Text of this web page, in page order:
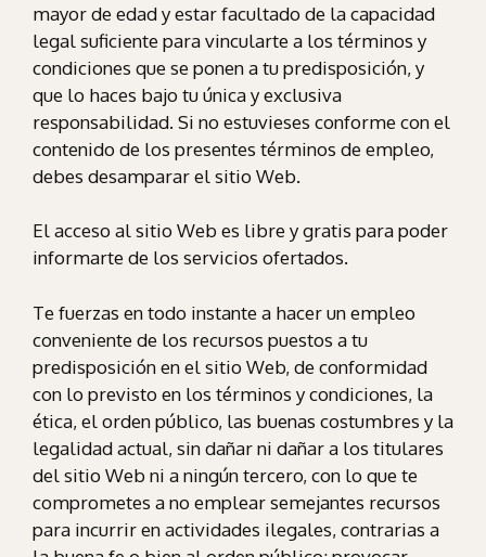
mayor de edad y estar facultado de la capacidad
legal suficiente para vincularte a los términos y
condiciones que se ponen a tu predisposición, y
que lo haces bajo tu única y exclusiva
responsabilidad. Si no estuvieses conforme con el
contenido de los presentes términos de empleo,
debes desamparar el sitio Web.
El acceso al sitio Web es libre y gratis para poder
informarte de los servicios ofertados.
Te fuerzas en todo instante a hacer un empleo
conveniente de los recursos puestos a tu
predisposición en el sitio Web, de conformidad
con lo previsto en los términos y condiciones, la
ética, el orden público, las buenas costumbres y la
legalidad actual, sin dañar ni dañar a los titulares
del sitio Web ni a ningún tercero, con lo que te
comprometes a no emplear semejantes recursos
para incurrir en actividades ilegales, contrarias a